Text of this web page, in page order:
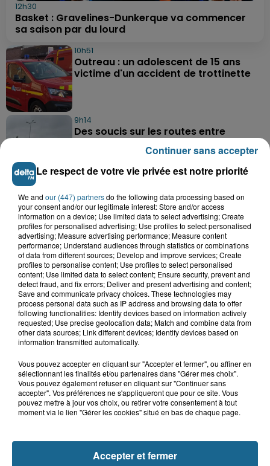
12h30
Basket : Gravelines-Dunkerque va commencer
sa saison par du lourd
10h51
Outreau : un adolescent de 15 ans
victime d'un accident de trottinette
9h14
Des soucis sur les routes entre
Herzeele et Wormhout à partir de ce...
Un homme de 50 ans gravement
blessé dans un accident de voiture à...
A GAGNER
Le respect de votre vie privée est notre priorité
We and our (447) partnersdo the following data processing based on
your consent and/or our legitimate interest: Store and/or access
information on a device; Use limited data to select advertising; Create
profiles for personalised advertising; Use profiles to select personalised
advertising; Measure advertising performance; Measure content
performance; Understand audiences through statistics or combinations
of data from different sources; Develop and improve services; Create
profiles to personalise content; Use profiles to select personalised
content; Use limited data to select content; Ensure security, prevent and
detect fraud, and fix errors; Deliver and present advertising and content;
Save and communicate privacy choices. These technologies may
process personal data such as IP address and browsing data to offer
following functionalities: Identify devices based on information actively
requested; Use precise geolocation data; Match and combine data from
other data sources; Link different devices; Identify devices based on
information transmitted automatically.
Vous pouvez accepter en cliquant sur "Accepter et fermer", ou affiner en
sélectionnant les finalités et/ou partenaires dans "Gérer mes choix".
Vous pouvez également refuser en cliquant sur "Continuer sans
accepter". Vos préférences ne s'appliqueront que pour ce site. Vous
pouvez mettre à jour vos choix, ou retirer votre consentement à tout
moment via le lien "Gérer les cookies" situé en bas de chaque page.
Accepter et fermer
Continuer sans accepter